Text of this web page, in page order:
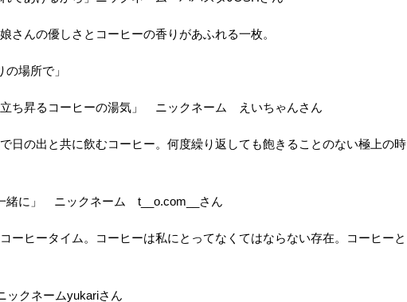
さんの優しさとコーヒーの香りがあふれる一枚。
場所で」
立ち昇るコーヒーの湯気」 ニックネーム えいちゃんさん
日の出と共に飲むコーヒー。何度繰り返しても飽きることのない極上の時
緒に」 ニックネーム t__o.com__さん
ーヒータイム。コーヒーは私にとってなくてはならない存在。コーヒーと
クネームyukariさん